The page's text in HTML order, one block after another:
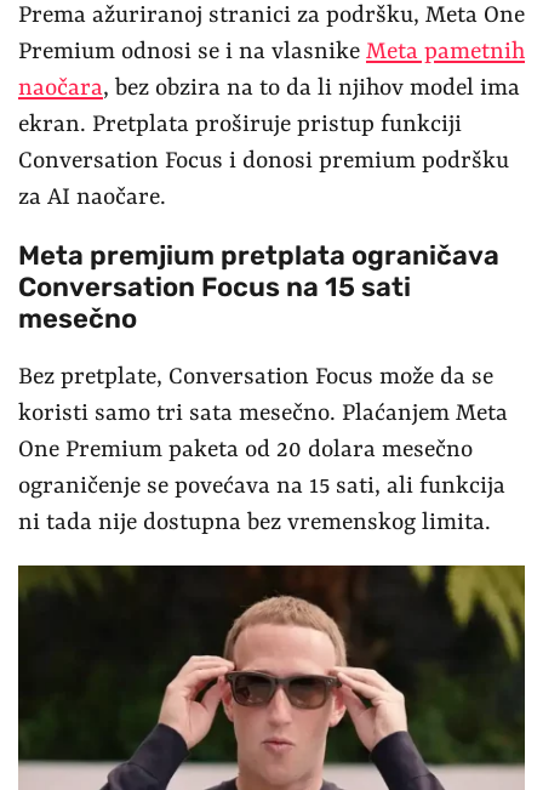
Prema ažuriranoj stranici za podršku, Meta One
Premium odnosi se i na vlasnike Meta pametnih
naočara, bez obzira na to da li njihov model ima
ekran. Pretplata proširuje pristup funkciji
Conversation Focus i donosi premium podršku
za AI naočare.
Meta premjium pretplata ograničava
Conversation Focus na 15 sati
mesečno
Bez pretplate, Conversation Focus može da se
koristi samo tri sata mesečno. Plaćanjem Meta
One Premium paketa od 20 dolara mesečno
ograničenje se povećava na 15 sati, ali funkcija
ni tada nije dostupna bez vremenskog limita.